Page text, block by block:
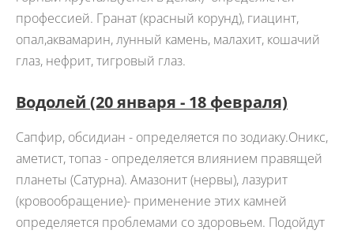
профессией. Гранат (красный корунд), гиацинт,
опал,аквамарин, лунный камень, малахит, кошачий
глаз, нефрит, тигровый глаз.
Водолей (20 января - 18 февраля)
Сапфир, обсидиан - определяется по зодиаку.Оникс,
аметист, топаз - определяется влиянием правящей
планеты (Сатурна). Амазонит (нервы), лазурит
(кровообращение)- применение этих камней
определяется проблемами со здоровьем. Подойдут